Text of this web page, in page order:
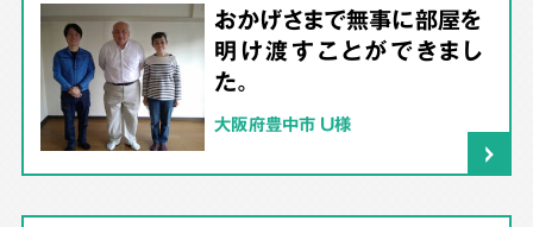
おかげさまで無事に部屋を
明け渡すことができまし
た。
大阪府豊中市 U様